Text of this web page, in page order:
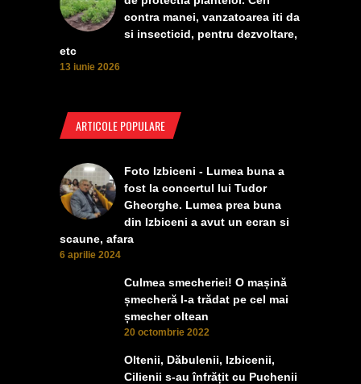
contra manei, vanzatoarea iti da
si insecticid, pentru dezvoltare,
etc
13 iunie 2026
ARTICOLE POPULARE
Foto Izbiceni - Lumea buna a
fost la concertul lui Tudor
Gheorghe. Lumea prea buna
din Izbiceni a avut un ecran si
scaune, afara
6 aprilie 2024
Culmea smecheriei! O mașină
șmecheră l-a trădat pe cel mai
șmecher oltean
20 octombrie 2022
Oltenii, Dăbulenii, Izbicenii,
Cilienii s-au înfrățit cu Puchenii